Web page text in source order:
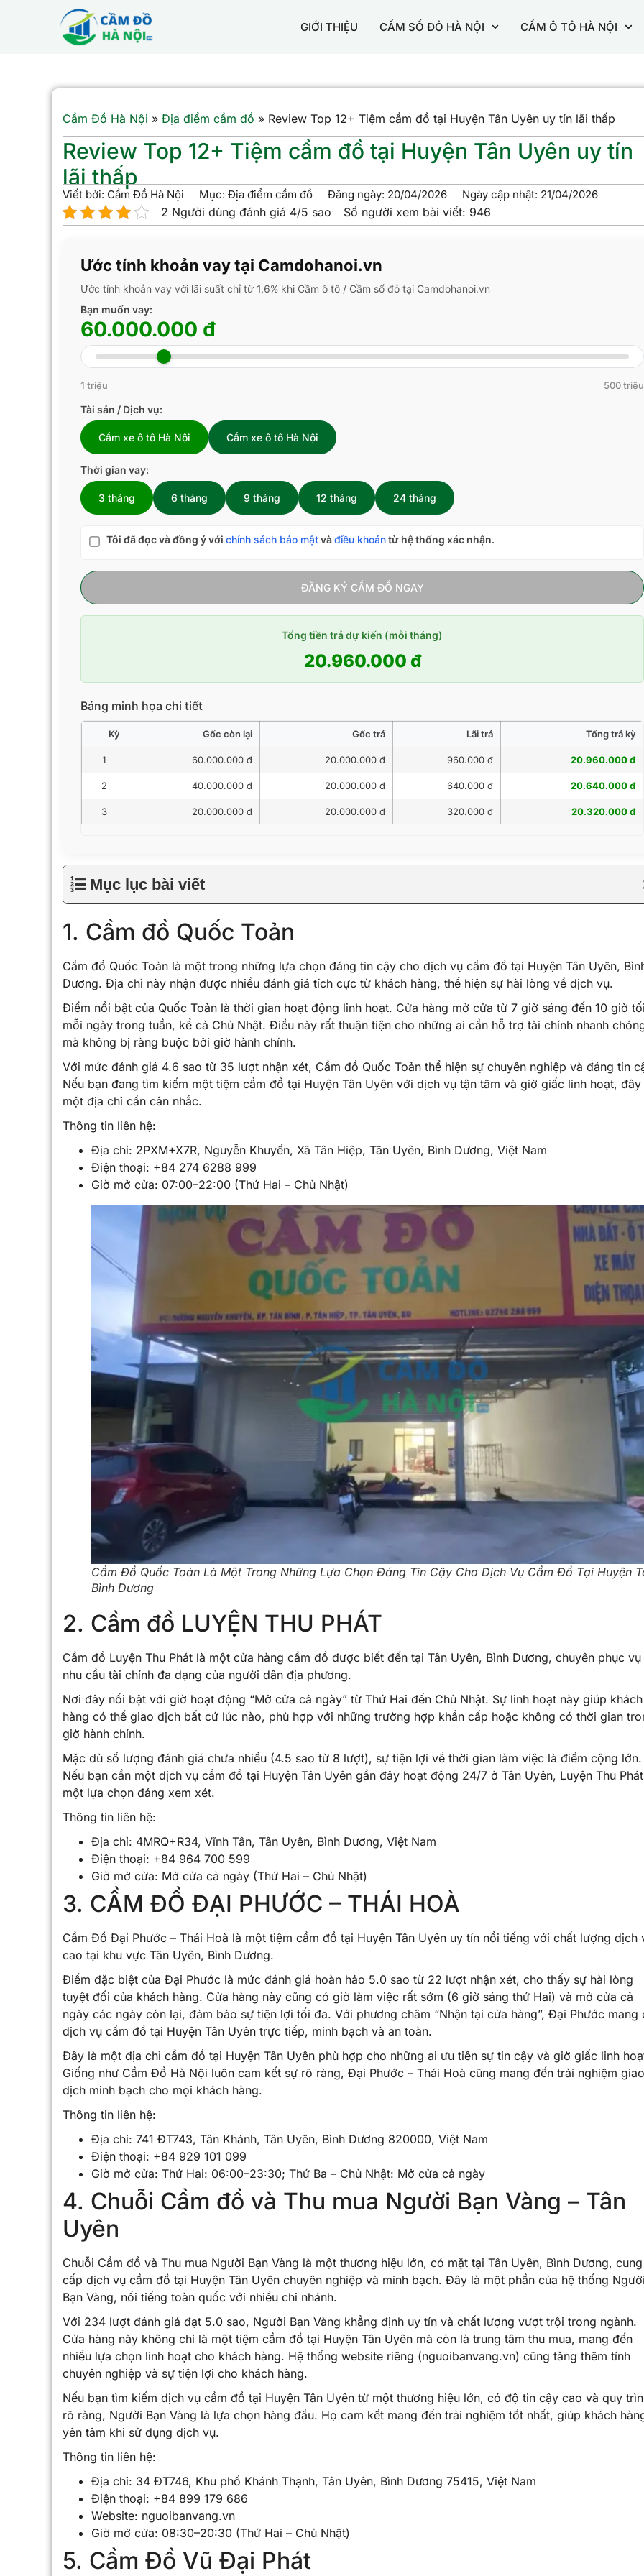
GIỚI THIỆU CẦM SỔ ĐỎ HÀ NỘI CẦM Ô TÔ HÀ NỘI
Cầm Đồ Hà Nội » Địa điểm cầm đồ » Review Top 12+ Tiệm cầm đồ tại Huyện Tân Uyên uy tín lãi thấp
Review Top 12+ Tiệm cầm đồ tại Huyện Tân Uyên uy tín
lãi thấp
Viết bởi: Cầm Đồ Hà Nội Mục: Địa điểm cầm đồ Đăng ngày: 20/04/2026 Ngày cập nhật: 21/04/2026
2 Người dùng đánh giá 4/5 sao Số người xem bài viết: 946
Ước tính khoản vay tại Camdohanoi.vn
Ước tính khoản vay với lãi suất chỉ từ 1,6% khi Cầm ô tô / Cầm sổ đỏ tại Camdohanoi.vn
Bạn muốn vay:
60.000.000 đ
1 triệu 500 triệu
Tài sản / Dịch vụ:
Cầm xe ô tô Hà Nội Cầm xe ô tô Hà Nội
Thời gian vay:
3 tháng 6 tháng 9 tháng 12 tháng 24 tháng
Tôi đã đọc và đồng ý với chính sách bảo mậtvàđiều khoảntừ hệ thống xác nhận.
ĐĂNG KÝ CẦM ĐỒ NGAY
Tổng tiền trả dự kiến (mỗi tháng)
20.960.000 đ
Bảng minh họa chi tiết
Kỳ Gốc còn lại Gốc trả Lãi trả Tổng trả kỳ
1 60.000.000 đ 20.000.000 đ 960.000 đ 20.960.000 đ
2 40.000.000 đ 20.000.000 đ 640.000 đ 20.640.000 đ
3 20.000.000 đ 20.000.000 đ 320.000 đ 20.320.000 đ
Mục lục bài viết
1. Cầm đồ Quốc Toản
Cầm đồ Quốc Toản là một trong những lựa chọn đáng tin cậy cho dịch vụ cầm đồ tại Huyện Tân Uyên,
Dương. Địa chỉ này nhận được nhiều đánh giá tích cực từ khách hàng, thể hiện sự hài lòng về dịch vụ.
Điểm nổi bật của Quốc Toản là thời gian hoạt động linh hoạt. Cửa hàng mở cửa từ 7 giờ sáng đến 10 giờ tối
mỗi ngày trong tuần, kể cả Chủ Nhật. Điều này rất thuận tiện cho những ai cần hỗ trợ tài chính nhanh
mà không bị ràng buộc bởi giờ hành chính.
Với mức đánh giá 4.6 sao từ 35 lượt nhận xét, Cầm đồ Quốc Toản thể hiện sự chuyên nghiệp và đáng tin
Nếu bạn đang tìm kiếm một tiệm cầm đồ tại Huyện Tân Uyên với dịch vụ tận tâm và giờ giấc linh hoạt, đây
một địa chỉ cần cân nhắc.
Thông tin liên hệ:
Địa chỉ: 2PXM+X7R, Nguyễn Khuyến, Xã Tân Hiệp, Tân Uyên, Bình Dương, Việt Nam
Điện thoại: +84 274 6288 999
Giờ mở cửa: 07:00–22:00 (Thứ Hai – Chủ Nhật)
Cầm Đồ Quốc Toản Là Một Trong Những Lựa Chọn Đáng Tin Cậy Cho Dịch Vụ Cầm Đồ Tại Huyện
Bình Dương
2. Cầm đồ LUYỆN THU PHÁT
Cầm đồ Luyện Thu Phát là một cửa hàng cầm đồ được biết đến tại Tân Uyên, Bình Dương, chuyên phục vụ
nhu cầu tài chính đa dạng của người dân địa phương.
Nơi đây nổi bật với giờ hoạt động “Mở cửa cả ngày” từ Thứ Hai đến Chủ Nhật. Sự linh hoạt này giúp khách
hàng có thể giao dịch bất cứ lúc nào, phù hợp với những trường hợp khẩn cấp hoặc không có thời gian
giờ hành chính.
Mặc dù số lượng đánh giá chưa nhiều (4.5 sao từ 8 lượt), sự tiện lợi về thời gian làm việc là điểm cộng lớn.
Nếu bạn cần một dịch vụ cầm đồ tại Huyện Tân Uyên gần đây hoạt động 24/7 ở Tân Uyên, Luyện Thu
một lựa chọn đáng xem xét.
Thông tin liên hệ:
Địa chỉ: 4MRQ+R34, Vĩnh Tân, Tân Uyên, Bình Dương, Việt Nam
Điện thoại: +84 964 700 599
Giờ mở cửa: Mở cửa cả ngày (Thứ Hai – Chủ Nhật)
3. CẦM ĐỒ ĐẠI PHƯỚC – THÁI HOÀ
Cầm Đồ Đại Phước – Thái Hoà là một tiệm cầm đồ tại Huyện Tân Uyên uy tín nổi tiếng với chất lượng dịch
cao tại khu vực Tân Uyên, Bình Dương.
Điểm đặc biệt của Đại Phước là mức đánh giá hoàn hảo 5.0 sao từ 22 lượt nhận xét, cho thấy sự hài lòng
tuyệt đối của khách hàng. Cửa hàng này cũng có giờ làm việc rất sớm (6 giờ sáng thứ Hai) và mở cửa cả
ngày các ngày còn lại, đảm bảo sự tiện lợi tối đa. Với phương châm “Nhận tại cửa hàng”, Đại Phước mang
dịch vụ cầm đồ tại Huyện Tân Uyên trực tiếp, minh bạch và an toàn.
Đây là một địa chỉ cầm đồ tại Huyện Tân Uyên phù hợp cho những ai ưu tiên sự tin cậy và giờ giấc linh
Giống như Cầm Đồ Hà Nội luôn cam kết sự rõ ràng, Đại Phước – Thái Hoà cũng mang đến trải nghiệm giao
dịch minh bạch cho mọi khách hàng.
Thông tin liên hệ:
Địa chỉ: 741 ĐT743, Tân Khánh, Tân Uyên, Bình Dương 820000, Việt Nam
Điện thoại: +84 929 101 099
Giờ mở cửa: Thứ Hai: 06:00–23:30; Thứ Ba – Chủ Nhật: Mở cửa cả ngày
4. Chuỗi Cầm đồ và Thu mua Người Bạn Vàng – Tân
Uyên
Chuỗi Cầm đồ và Thu mua Người Bạn Vàng là một thương hiệu lớn, có mặt tại Tân Uyên, Bình Dương, cung
cấp dịch vụ cầm đồ tại Huyện Tân Uyên chuyên nghiệp và minh bạch. Đây là một phần của hệ thống Người
Bạn Vàng, nổi tiếng toàn quốc với nhiều chi nhánh.
Với 234 lượt đánh giá đạt 5.0 sao, Người Bạn Vàng khẳng định uy tín và chất lượng vượt trội trong ngành.
Cửa hàng này không chỉ là một tiệm cầm đồ tại Huyện Tân Uyên mà còn là trung tâm thu mua, mang đến
nhiều lựa chọn linh hoạt cho khách hàng. Hệ thống website riêng (nguoibanvang.vn) cũng tăng thêm tính
chuyên nghiệp và sự tiện lợi cho khách hàng.
Nếu bạn tìm kiếm dịch vụ cầm đồ tại Huyện Tân Uyên từ một thương hiệu lớn, có độ tin cậy cao và quy
rõ ràng, Người Bạn Vàng là lựa chọn hàng đầu. Họ cam kết mang đến trải nghiệm tốt nhất, giúp khách
yên tâm khi sử dụng dịch vụ.
Thông tin liên hệ:
Địa chỉ: 34 ĐT746, Khu phố Khánh Thạnh, Tân Uyên, Bình Dương 75415, Việt Nam
Điện thoại: +84 899 179 686
Website: nguoibanvang.vn
Giờ mở cửa: 08:30–20:30 (Thứ Hai – Chủ Nhật)
5. Cầm Đồ Vũ Đại Phát